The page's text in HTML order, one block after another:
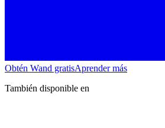
Obtén Wand gratisAprender más
También disponible en